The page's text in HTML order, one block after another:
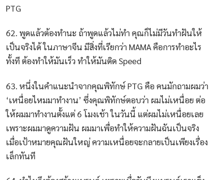
PTG
62. พูดแล้วต้องทำนะ ถ้าพูดแล้วไม่ทำ คุณก็ไม่มีวันทำฝันให้
เป็นจริงได้ ในภาษาจีน มีสิ่งที่เรียกว่า MAMA คือการทำอะไร
ทั้งที ต้องทำให้มันเร็ว ทำให้มันติด Speed
63. หนึ่งในคำแนะนำจากคุณพิทักษ์ PTG คือ คนมักถามผมว่า
‘เหนื่อยไหมมาทำงาน’ ซึ่งคุณพิทักษ์ตอบว่า ผมไม่เหนื่อย ต่อ
ให้ผมมาทำงานตั้งแต่ 6 โมงเช้า ในวันนี้ แต่ผมไม่เหนื่อยเลย
เพราะผมมาดูความฝัน ผมมาเพื่อทำให้ความฝันฉันเป็นจริง
เมื่อเป้าหมายคุณฝันใหญ่ ความเหนื่อยจะกลายเป็นเพียงเรื่อง
เล็กทันที